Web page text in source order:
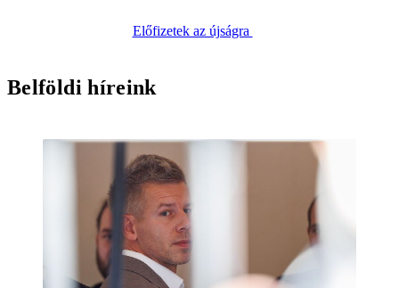
Előfizetek az újságra
Belföldi híreink